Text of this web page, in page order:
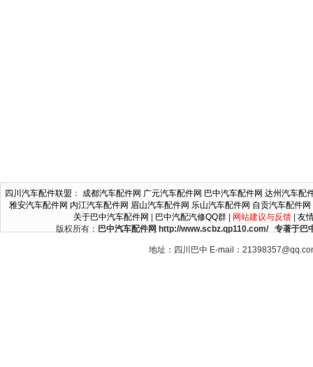
四川汽车配件联盟 ： 成都汽车配件网 广元汽车配件网 巴中汽车配件网 达州汽车配
雅安汽车配件网 内江汽车配件网 眉山汽车配件网 乐山汽车配件网 自贡汽车配件网
关于巴中汽车配件网
巴中汽配汽修QQ群| 网站建议与反馈| 友
版权所有： 巴中汽车配件网 http://www.scbz.qp110.com/ 专著于巴
地址：四川巴中 E-mail：